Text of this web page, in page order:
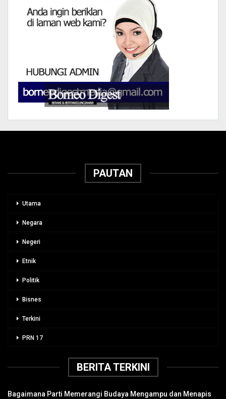
PAUTAN
Utama
Negara
Negeri
Etnik
Politik
Bisnes
Terkini
PRN 17
BERITA TERKINI
Bagaimana Parti Memerangi Budaya Mengampu dan Menapis